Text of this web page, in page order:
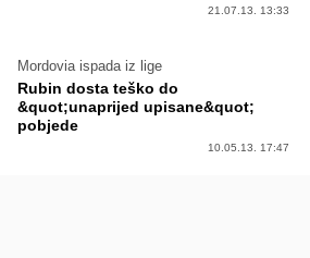
21.07.13. 13:33
Mordovia ispada iz lige
Rubin dosta teško do
&quot;unaprijed upisane&quot;
pobjede
10.05.13. 17:47